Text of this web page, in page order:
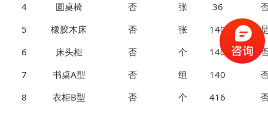
4
圆桌椅 否 张 36
5
橡胶木床 否 张 140
6
床头柜 否 个 140
7
书桌A型 否 组 140
8
衣柜B型 否 个 416